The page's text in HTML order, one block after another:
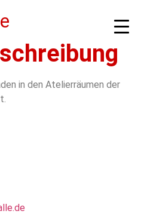
in den Atelierräumen der